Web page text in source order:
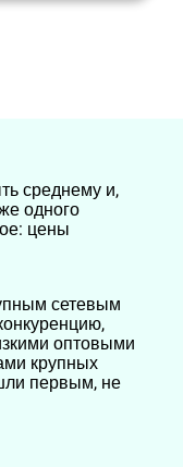
среднему и,
одного
цены
сетевым
оптовыми
крупных
первым, не